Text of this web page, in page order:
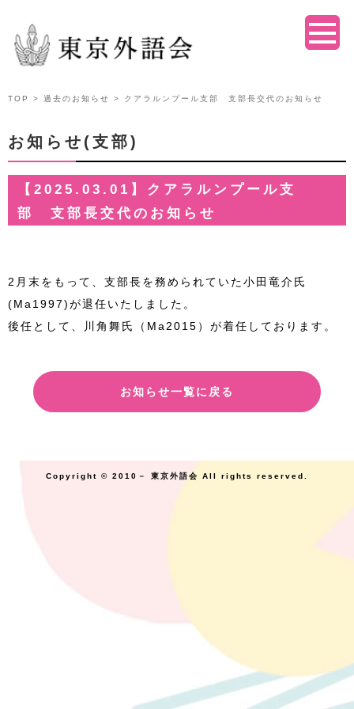
TOP > 過去のお知らせ > クアラルンプール支部 支部長交代のお知らせ
お知らせ(支部)
【2025.03.01】クアラルンプール支
部 支部長交代のお知らせ
2月末をもって、支部長を務められていた小田竜介氏
(Ma1997)が退任いたしました。
後任として、川角舞氏（Ma2015）が着任しております。
お知らせ一覧に戻る
Copyright © 2010－ 東京外語会 All rights reserved.